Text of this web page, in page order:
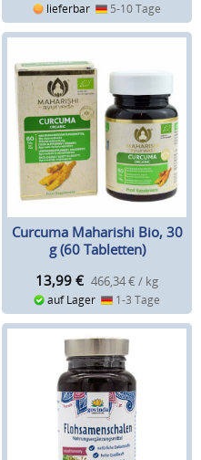
lieferbar 5-10 Tage
Curcuma Maharishi Bio, 30
g (60 Tabletten)
13,99 € 466,34 € / kg
auf Lager 1-3 Tage